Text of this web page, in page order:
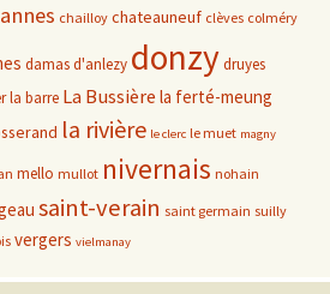
chailloy chateauneuf clèves colméry
damas d'anlezy donzydruyes
la barre La Bussière la ferté-meung
la rivière le clerc le muet magny
mello mullot nivernais nohain
saint-verain saint germain suilly
vergers vielmanay